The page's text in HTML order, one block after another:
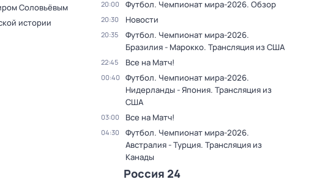
Соловьёвым
истории
20:00 Футбол. Чемпионат мира-2026. Обзор
20:30 Новости
20:35
Футбол. Чемпионат мира-2026.
Бразилия - Марокко. Трансляция из США
22:45 Все на Матч!
00:40
Футбол. Чемпионат мира-2026.
Нидерланды - Япония. Трансляция из
США
03:00 Все на Матч!
04:30
Футбол. Чемпионат мира-2026.
Австралия - Турция. Трансляция из
Канады
Россия 24